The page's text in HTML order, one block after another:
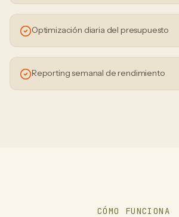
Optimización diaria del presupuesto
Reporting semanal de rendimiento
CÓMO FUNCIONA